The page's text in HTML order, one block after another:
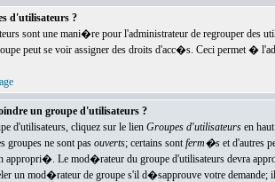
d'utilisateurs ?
sont une mani�re pour l'administrateur de regrouper des
peut se voir assigner des droits d'acc�s. Ceci permet
un groupe d'utilisateurs ?
d'utilisateurs, cliquez sur le lien Groupes d'utilisateursen haut
groupes ne sont pas ouverts; certains sontferm�set d'autres
appropri�. Le mod�rateur du groupe d'utilisateurs devra
un mod�rateur de groupe s'il d�sapprouve votre demande;